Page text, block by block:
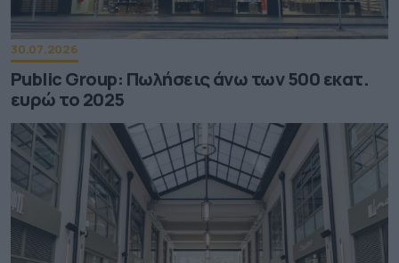
30.07.2026
Public Group: Πωλήσεις άνω των 500 εκατ.
ευρώ το 2025